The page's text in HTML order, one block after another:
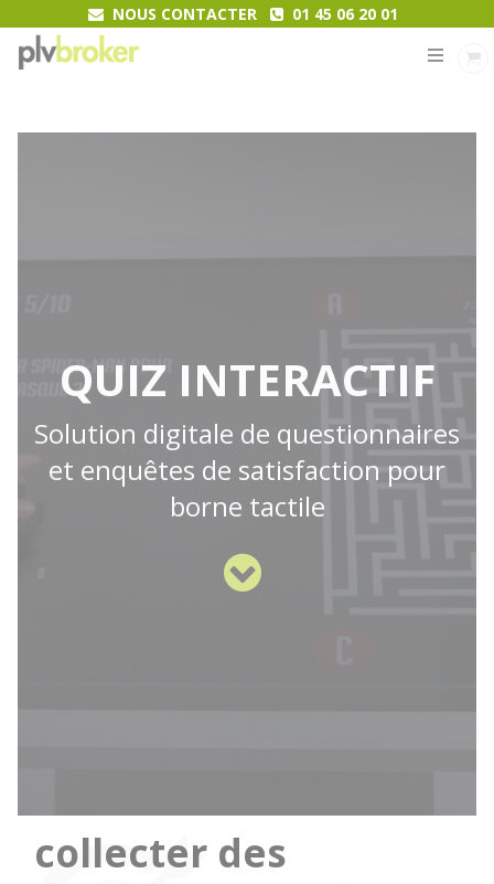
NOUS CONTACTER 01 45 06 20 01
QUIZ INTERACTIF
Solution digitale de questionnaires
et enquêtes de satisfaction pour
borne tactile
collecter des